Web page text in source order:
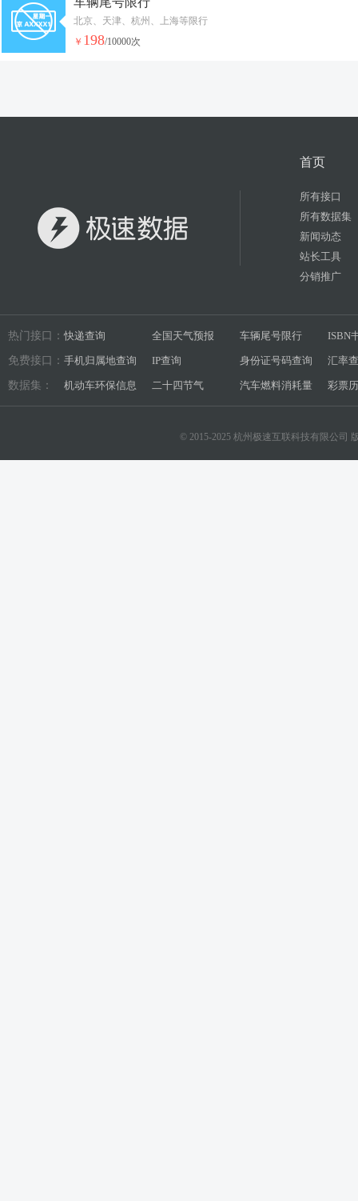
北京、天津、杭州、上海等限行
￥ 198/10000次
首页
所有接口
所有数据集
新闻动态
站长工具
分销推广
热门接口： 快递查询 全国天气预报 车辆尾号限行 ISBN
免费接口： 手机归属地查询 IP查询 身份证号码查询 汇率
数据集： 机动车环保信息 二十四节气 汽车燃料消耗量 彩票
© 2015-2025 杭州极速互联科技有限公司